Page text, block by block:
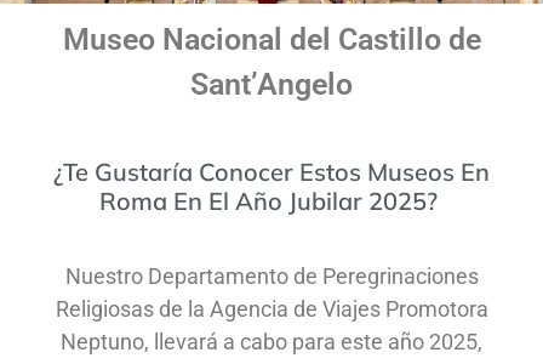
Museo Nacional del Castillo de
Sant’Angelo
¿Te Gustaría Conocer Estos Museos En
Roma En El Año Jubilar 2025?
Nuestro Departamento de Peregrinaciones
Religiosas de la Agencia de Viajes Promotora
Neptuno, llevará a cabo para este año 2025,